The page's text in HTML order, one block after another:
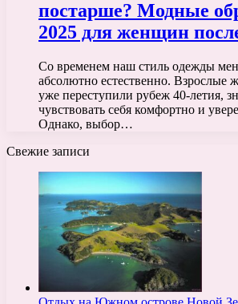
постарше? Модные
2025 для женщин
Со временем наш стиль одежды
абсолютно естественно. Взрослые
уже переступили рубеж 40-летия,
чувствовать себя комфортно и
Однако, выбор…
Свежие записи